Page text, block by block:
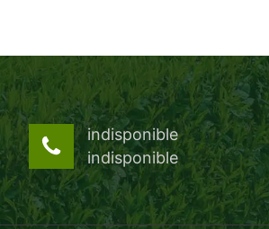
indisponible
indisponible